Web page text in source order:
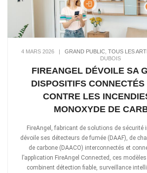
4 MARS 2026| GRAND PUBLIC, TOUS LES
DUBOIS
FIREANGEL DÉVOILE SA
DISPOSITIFS
CONTRE LES
MONOXYDE DE
FireAngel, fabricant de solutions de sécurité
dévoile ses détecteurs de fumée (DAAF), de
de carbone (DAACO) interconnectés et
l’application FireAngel Connected, ces
combinent détection fiable, surveillance